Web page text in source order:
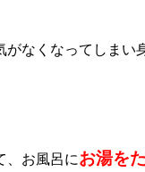
なくなってしまい
、お風呂にお湯を